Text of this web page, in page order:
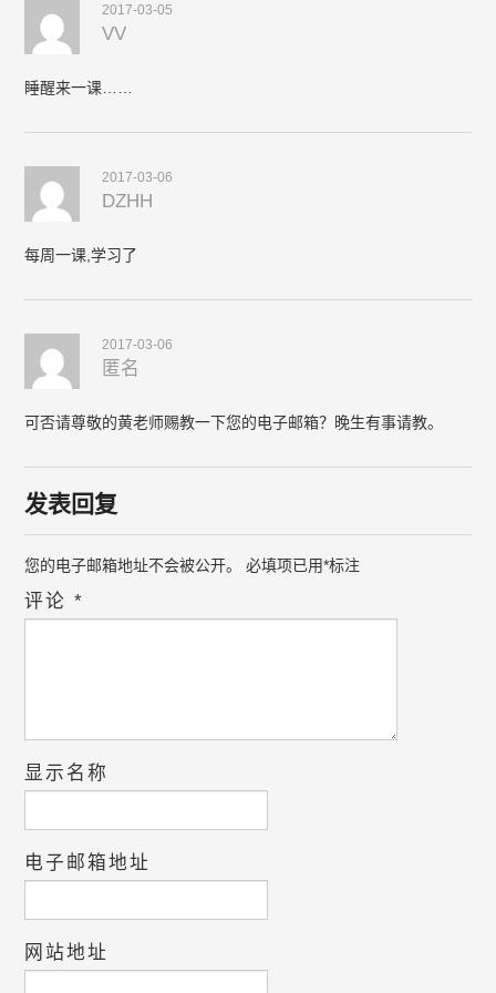
2017-03-05
VV
睡醒来一课……
2017-03-06
DZHH
每周一课,学习了
2017-03-06
匿名
可否请尊敬的黄老师赐教一下您的电子邮箱？晚生有事请教。
发表回复
您的电子邮箱地址不会被公开。 必填项已用*标注
评论*
显示名称
电子邮箱地址
网站地址